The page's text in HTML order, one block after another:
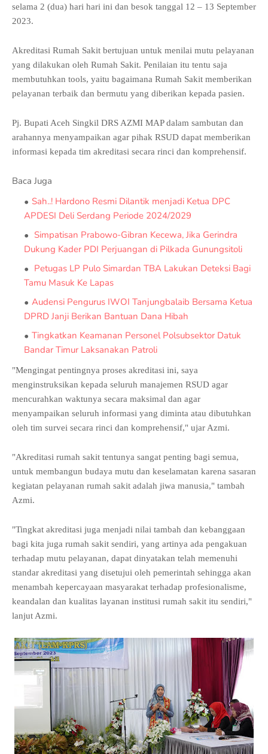
selama 2 (dua) hari hari ini dan besok tanggal 12 – 13 September
2023.
Akreditasi Rumah Sakit bertujuan untuk menilai mutu pelayanan
yang dilakukan oleh Rumah Sakit. Penilaian itu tentu saja
membutuhkan tools, yaitu bagaimana Rumah Sakit memberikan
pelayanan terbaik dan bermutu yang diberikan kepada pasien.
Pj. Bupati Aceh Singkil DRS AZMI MAP dalam sambutan dan
arahannya menyampaikan agar pihak RSUD dapat memberikan
informasi kepada tim akreditasi secara rinci dan komprehensif.
Baca Juga
Sah..! Hardono Resmi Dilantik menjadi Ketua DPC
APDESI Deli Serdang Periode 2024/2029
Simpatisan Prabowo-Gibran Kecewa, Jika Gerindra
Dukung Kader PDI Perjuangan di Pilkada Gunungsitoli
Petugas LP Pulo Simardan TBA Lakukan Deteksi Bagi
Tamu Masuk Ke Lapas
Audensi Pengurus IWOI Tanjungbalaib Bersama Ketua
DPRD Janji Berikan Bantuan Dana Hibah
Tingkatkan Keamanan Personel Polsubsektor Datuk
Bandar Timur Laksanakan Patroli
"Mengingat pentingnya proses akreditasi ini, saya
menginstruksikan kepada seluruh manajemen RSUD agar
mencurahkan waktunya secara maksimal dan agar
menyampaikan seluruh informasi yang diminta atau dibutuhkan
oleh tim survei secara rinci dan komprehensif," ujar Azmi.
"Akreditasi rumah sakit tentunya sangat penting bagi semua,
untuk membangun budaya mutu dan keselamatan karena sasaran
kegiatan pelayanan rumah sakit adalah jiwa manusia," tambah
Azmi.
"Tingkat akreditasi juga menjadi nilai tambah dan kebanggaan
bagi kita juga rumah sakit sendiri, yang artinya ada pengakuan
terhadap mutu pelayanan, dapat dinyatakan telah memenuhi
standar akreditasi yang disetujui oleh pemerintah sehingga akan
menambah kepercayaan masyarakat terhadap profesionalisme,
keandalan dan kualitas layanan institusi rumah sakit itu sendiri,"
lanjut Azmi.